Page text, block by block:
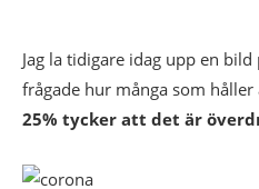
Jag la tidigare idag upp en
frågade hur många som
25% tycker att det är